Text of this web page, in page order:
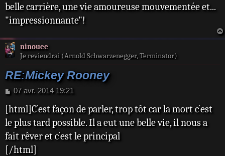
belle carrière, une vie amoureuse mouvementée et...
"impressionnante"!
ninouee
Je reviendrai (Arnold Schwarzenegger, Terminator)
RE:Mickey Rooney
M
s
a
g
e
07 avr. 2014 19:21
[html]C`est façon de parler, trop tôt car la mort c`est
le plus tard possible. Il a eut une belle vie, il nous a
fait rêver et c`est le principal
[/html]